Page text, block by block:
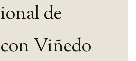
de
Viñedo